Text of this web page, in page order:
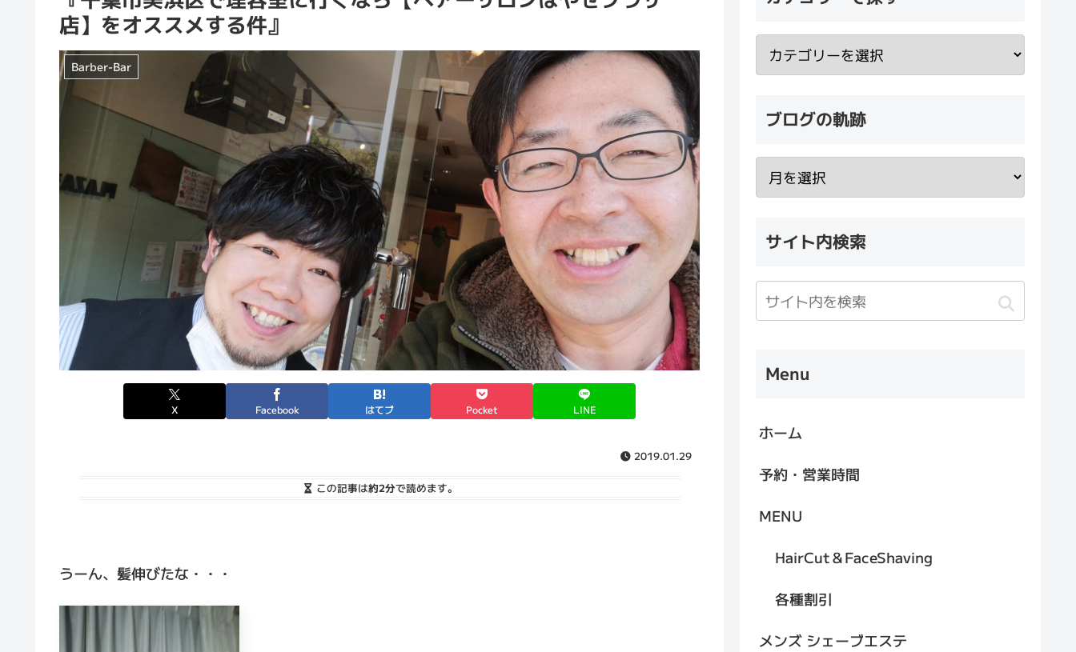
店】をオススメする件』
Barber-Bar
X Facebook はてブ Pocket LINE
2019.01.29
この記事は約2分で読めます。
うーん、髪伸びたな・・・
ブログの軌跡
サイト内検索
Menu
ホーム
予約・営業時間
MENU
HairCut＆FaceShaving
各種割引
メンズ シェーブエステ